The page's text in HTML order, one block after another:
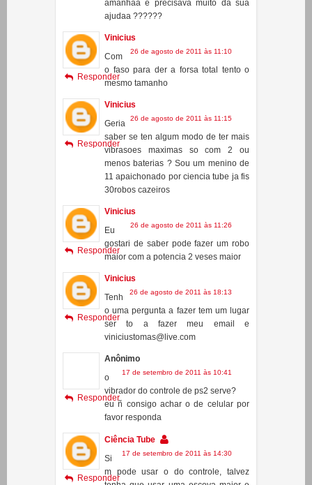
26 de agosto de 2011 às 11:10
o faso para der a forsa total tento o
mesmo tamanho
Responder
Vinicius
26 de agosto de 2011 às 11:15
Geria
vibrasoes maximas so com 2 ou
menos baterias ? Sou um menino de
30robos cazeiros
Responder
Vinicius
26 de agosto de 2011 às 11:26
maior com a potencia 2 veses maior
Responder
Vinicius
26 de agosto de 2011 às 18:13
Tenh
o uma pergunta a fazer tem um lugar
ser to a fazer meu email e
viniciustomas@live.com
Responder
Anônimo
17 de setembro de 2011 às 10:41
vibrador do controle de ps2 serve?
eu ñ consigo achar o de celular por
favor responda
Responder
Ciência Tube
17 de setembro de 2011 às 14:30
Si
tenha que usar uma escova maior e
pilhas.
Responder
Anônimo